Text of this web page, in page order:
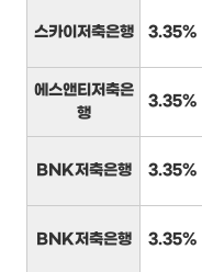
스카이저축은행 3.35%
에스앤티저축은
행
3.35%
BNK저축은행 3.35%
BNK저축은행 3.35%